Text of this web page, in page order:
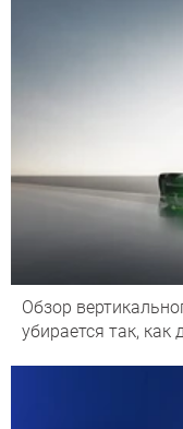
Обзор
убирается так, как